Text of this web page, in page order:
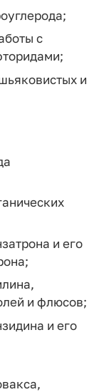
с
и
и его
и флюсов;
и его